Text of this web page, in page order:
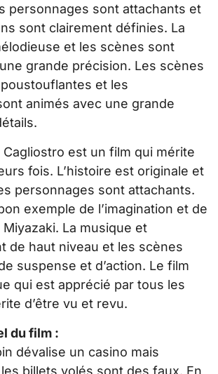
personnages sont attachants et
sont clairement définies. La
et les scènes sont
grande précision. Les scènes
et les
animés avec une grande
Cagliostro est un film qui mérite
fois. L’histoire est originale et
personnages sont attachants.
exemple de l’imagination et de
La musique et
de haut niveau et les scènes
suspense et d’action. Le film
qui est apprécié par tous les
d’être vu et revu.
du film :
dévalise un casino mais
billets volés sont des faux. En